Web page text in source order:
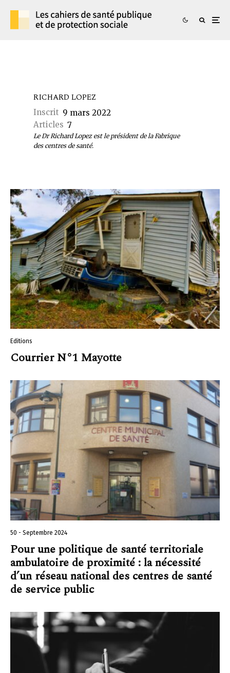
RICHARD LOPEZ
Inscrit 9 mars 2022
Articles 7
Le Dr Richard Lopez est le président de la Fabrique
des centres de santé.
Editions
Courrier N°1 Mayotte
50 - Septembre 2024
Pour une politique de santé territoriale
ambulatoire de proximité : la nécessité
d’un réseau national des centres de santé
de service public